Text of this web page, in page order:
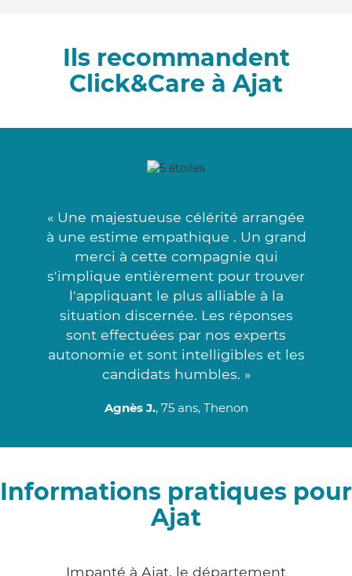
Ils recommandent
Click&Care à Ajat
« Une majestueuse célérité arrangée
à une estime empathique . Un grand
merci à cette compagnie qui
s'implique entièrement pour trouver
l'appliquant le plus alliable à la
situation discernée. Les réponses
sont effectuées par nos experts
autonomie et sont intelligibles et les
candidats humbles. »
Agnès J., 75 ans, Thenon
Informations pratiques pour
Ajat
Impanté à Ajat, le département